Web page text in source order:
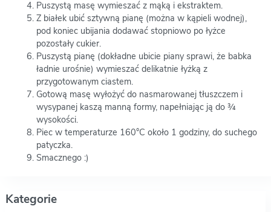
Puszystą masę wymieszać z mąką i ekstraktem.
Z białek ubić sztywną pianę (można w kąpieli wodnej),
pod koniec ubijania dodawać stopniowo po łyżce
pozostały cukier.
Puszystą pianę (dokładne ubicie piany sprawi, że babka
ładnie urośnie) wymieszać delikatnie łyżką z
przygotowanym ciastem.
Gotową masę wyłożyć do nasmarowanej tłuszczem i
wysypanej kaszą manną formy, napełniając ją do ¾
wysokości.
Piec w temperaturze 160°C około 1 godziny, do suchego
patyczka.
Smacznego :)
Kategorie